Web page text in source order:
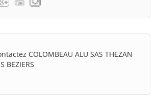
COLOMBEAU ALU SAS THEZAN
BEZIERS